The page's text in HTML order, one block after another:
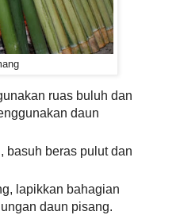
ruas buluh dan
daun
basuh beras pulut dan
lapikkan bahagian
daun pisang.